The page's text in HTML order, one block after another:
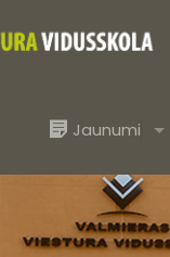
Jaunumi